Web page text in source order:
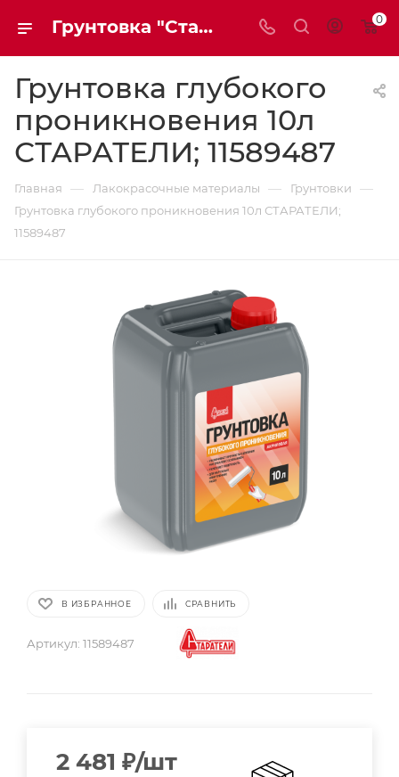
Грунтовка "Старатели" глубокого проникновения 10л 11589487 | Мaxim-stroy 0
Грунтовка глубокого
проникновения 10л
СТАРАТЕЛИ; 11589487
Главная — Лакокрасочные материалы — Грунтовки —
Грунтовка глубокого проникновения 10л СТАРАТЕЛИ;
11589487
В ИЗБРАННОЕ СРАВНИТЬ
Артикул: 11589487
2 481 ₽/шт